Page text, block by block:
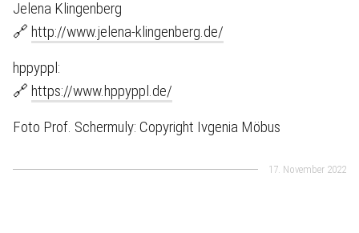
Jelena Klingenberg
🔗 http://www.jelena-klingenberg.de/
hppyppl:
🔗 https://www.hppyppl.de/
Foto Prof. Schermuly: Copyright Ivgenia Möbus
17. November 2022